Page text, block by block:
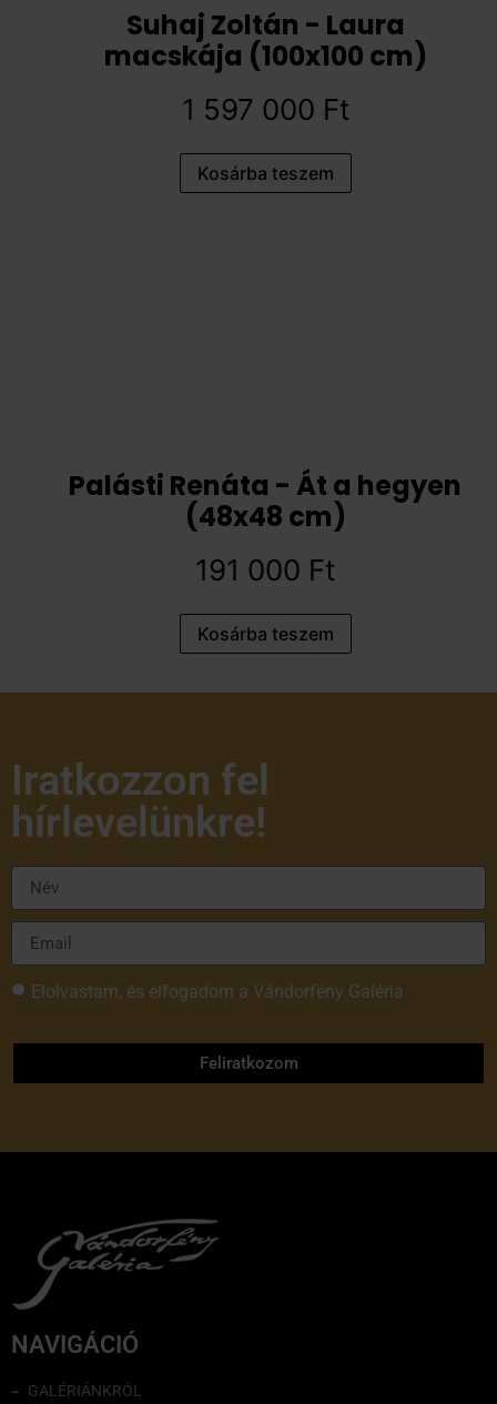
Suhaj Zoltán - Laura
macskája (100x100 cm)
1 597 000 Ft
Kosárba teszem
Palásti Renáta - Át a hegyen
(48x48 cm)
191 000 Ft
Kosárba teszem
Iratkozzon fel
hírlevelünkre!
Elolvastam, és elfogadom a Vándorfény Galéria
Feliratkozom
NAVIGÁCIÓ
GALÉRIÁNKRÓL